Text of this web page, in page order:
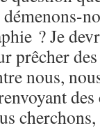
? Je
prêcher
nous,